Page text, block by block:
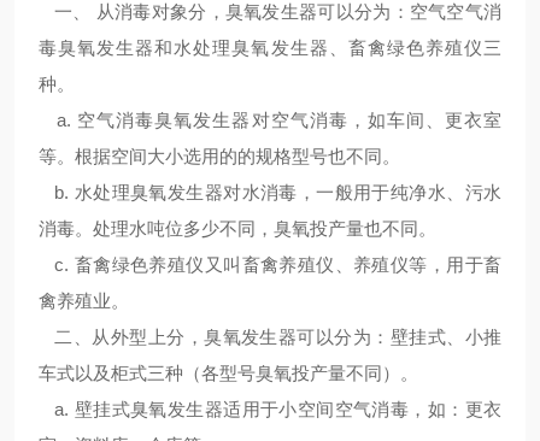
一、 从消毒对象分，臭氧发生器可以分为：空气空气消
毒臭氧发生器和水处理臭氧发生器、畜禽绿色养殖仪三
种。
a. 空气消毒臭氧发生器对空气消毒，如车间、更衣室
等。根据空间大小选用的的规格型号也不同。
b. 水处理臭氧发生器对水消毒，一般用于纯净水、污水
消毒。处理水吨位多少不同，臭氧投产量也不同。
c. 畜禽绿色养殖仪又叫畜禽养殖仪、养殖仪等，用于畜
禽养殖业。
二、从外型上分，臭氧发生器可以分为：壁挂式、小推
车式以及柜式三种（各型号臭氧投产量不同）。
a. 壁挂式臭氧发生器适用于小空间空气消毒，如：更衣